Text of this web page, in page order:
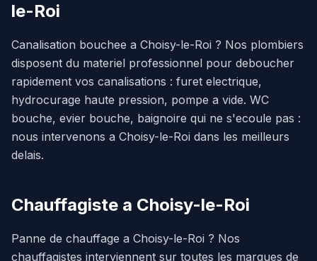
le-Roi
Canalisation bouchee a Choisy-le-Roi ? Nos plombiers
disposent du materiel professionnel pour deboucher
rapidement vos canalisations : furet electrique,
hydrocurage haute pression, pompe a vide. WC
bouche, evier bouche, baignoire qui ne s'ecoule pas :
nous intervenons a Choisy-le-Roi dans les meilleurs
delais.
Chauffagiste a Choisy-le-Roi
Panne de chauffage a Choisy-le-Roi ? Nos
chauffagistes interviennent sur toutes les marques de